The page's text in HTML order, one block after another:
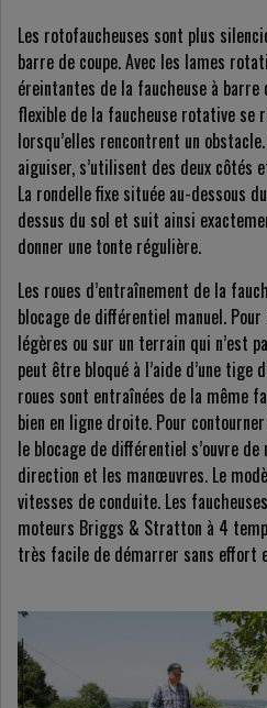
Les rotofaucheuses sont plus
barre de coupe. Avec les lames
éreintantes de la faucheuse à barre
flexible de la faucheuse rotative se
lorsqu’elles rencontrent un
aiguiser, s’utilisent des deux
La rondelle fixe située au-dessous
dessus du sol et suit ainsi
donner une tonte régulière.
Les roues d’entraînement de la
blocage de différentiel manuel.
légères ou sur un terrain qui n’est
peut être bloqué à l’aide d’une
roues sont entraînées de la même
bien en ligne droite. Pour
le blocage de différentiel s’ouvre
direction et les manœuvres. Le
vitesses de conduite. Les
moteurs Briggs & Stratton à 4
très facile de démarrer sans effort